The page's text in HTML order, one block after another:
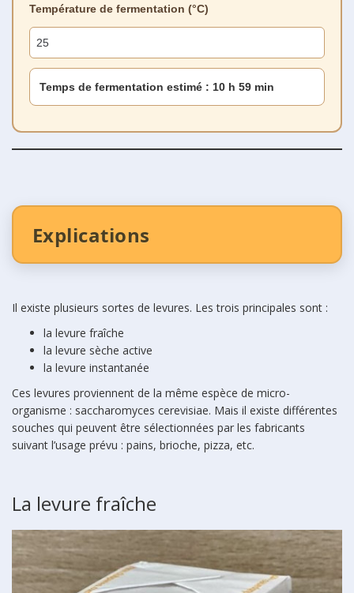
Température de fermentation (°C)
Temps de fermentation estimé : 10 h 59 min
Explications
Il existe plusieurs sortes de levures. Les trois principales sont :
la levure fraîche
la levure sèche active
la levure instantanée
Ces levures proviennent de la même espèce de micro-
organisme : saccharomyces cerevisiae. Mais il existe différentes
souches qui peuvent être sélectionnées par les fabricants
suivant l’usage prévu : pains, brioche, pizza, etc.
La levure fraîche